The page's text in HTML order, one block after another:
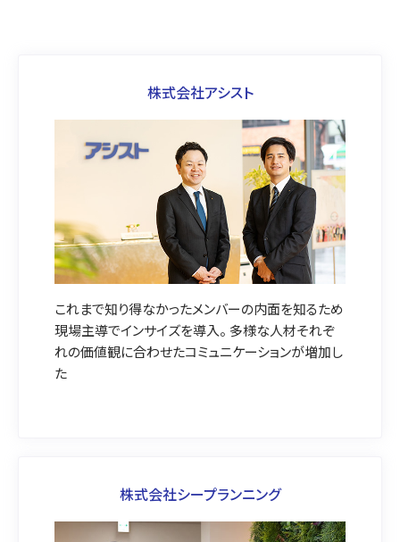
株式会社アシスト
これまで知り得なかったメンバーの内面を知るため
現場主導でインサイズを導入。 多様な人材それぞ
れの価値観に合わせたコミュニケーションが増加し
た
株式会社シープランニング